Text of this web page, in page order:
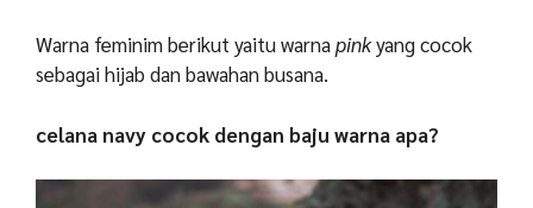
Warna feminim berikut yaitu warnapinkyang cocok
sebagai hijab dan bawahan busana.
celana navy cocok dengan baju warna apa?